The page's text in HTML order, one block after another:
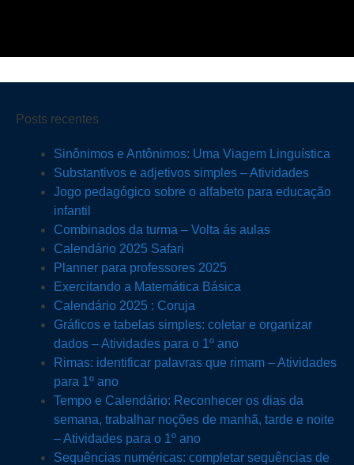
Posts recentes
Sinônimos e Antônimos: Uma Viagem Linguística
Substantivos e adjetivos simples – Atividades
Jogo pedagógico sobre o alfabeto para educação
infantil
Combinados da turma – Volta ás aulas
Calendário 2025 Safari
Planner para professores 2025
Exercitando a Matemática Básica
Calendário 2025 : Coruja
Gráficos e tabelas simples: coletar e organizar
dados – Atividades para o 1º ano
Rimas: identificar palavras que rimam – Atividades
para 1º ano
Tempo e Calendário: Reconhecer os dias da
semana, trabalhar noções de manhã, tarde e noite
– Atividades para o 1º ano
Sequências numéricas: completar sequências de